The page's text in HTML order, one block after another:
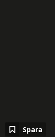
Spara